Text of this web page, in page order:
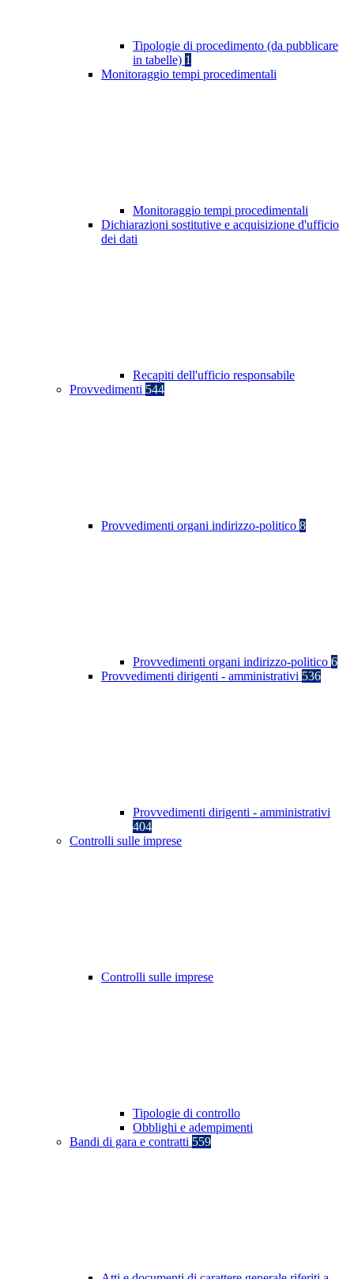
Tipologie di procedimento (da pubblicare
in tabelle) 1
Monitoraggio tempi procedimentali
Monitoraggio tempi procedimentali
Dichiarazioni sostitutive e acquisizione d'ufficio
dei dati
Recapiti dell'ufficio responsabile
Provvedimenti 544
Provvedimenti organi indirizzo-politico 8
Provvedimenti organi indirizzo-politico 6
Provvedimenti dirigenti - amministrativi 536
Provvedimenti dirigenti - amministrativi
404
Controlli sulle imprese
Controlli sulle imprese
Tipologie di controllo
Obblighi e adempimenti
Bandi di gara e contratti 559